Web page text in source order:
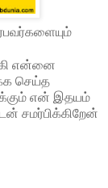
என்னை
செய்த
என் இதயம்
சமர்பிக்கிறேன்